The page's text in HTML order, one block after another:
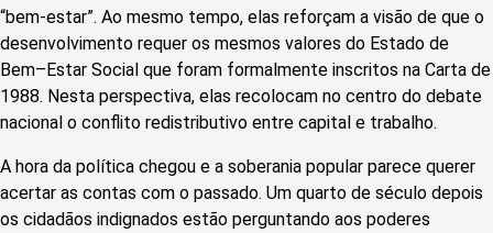
“bem-estar”. Ao mesmo tempo, elas reforçam a visão de que o
desenvolvimento requer os mesmos valores do Estado de
Bem–Estar Social que foram formalmente inscritos na Carta de
1988. Nesta perspectiva, elas recolocam no centro do debate
nacional o conflito redistributivo entre capital e trabalho.
A hora da política chegou e a soberania popular parece querer
acertar as contas com o passado. Um quarto de século depois
os cidadãos indignados estão perguntando aos poderes